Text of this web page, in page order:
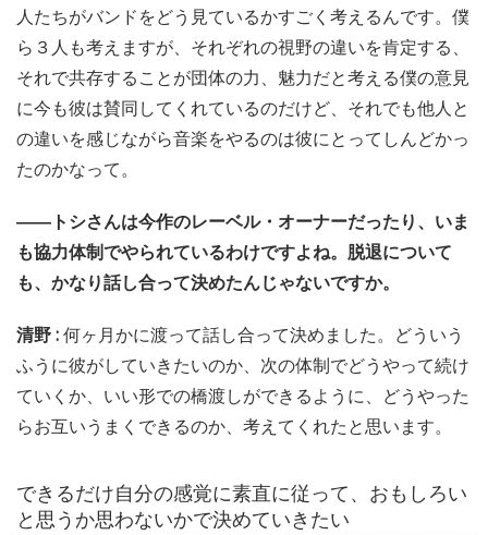
人たちがバンドをどう見ているかすごく考えるんです。僕
ら３人も考えますが、それぞれの視野の違いを肯定する、
それで共存することが団体の力、魅力だと考える僕の意見
に今も彼は賛同してくれているのだけど、それでも他人と
の違いを感じながら音楽をやるのは彼にとってしんどかっ
たのかなって。
――トシさんは今作のレーベル・オーナーだったり、いま
も協力体制でやられているわけですよね。脱退について
も、かなり話し合って決めたんじゃないですか。
清野 :何ヶ月かに渡って話し合って決めました。どういう
ふうに彼がしていきたいのか、次の体制でどうやって続け
ていくか、いい形での橋渡しができるように、どうやった
らお互いうまくできるのか、考えてくれたと思います。
できるだけ自分の感覚に素直に従って、おもしろい
と思うか思わないかで決めていきたい